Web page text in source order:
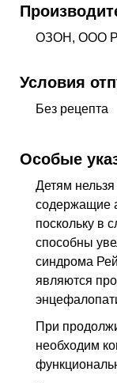
ОЗОН, ООО
Условия
Без рецепта
Особые
Детям
содержащие
поскольку в
способны
синдрома
являются
При
необходим